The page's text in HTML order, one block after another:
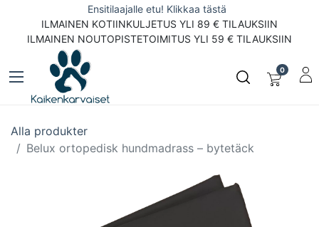
Ensitilaajalle etu! Klikkaa tästä
ILMAINEN KOTIINKULJETUS YLI 89 € TILAUKSIIN
ILMAINEN NOUTOPISTETOIMITUS YLI 59 € TILAUKSIIN
0
Alla produkter
Belux ortopedisk hundmadrass – bytetäck